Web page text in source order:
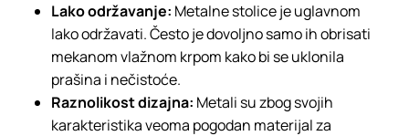
Lako održavanje: Metalne stolice je uglavnom
lako održavati. Često je dovoljno samo ih obrisati
mekanom vlažnom krpom kako bi se uklonila
prašina i nečistoće.
Raznolikost dizajna: Metali su zbog svojih
karakteristika veoma pogodan materijal za